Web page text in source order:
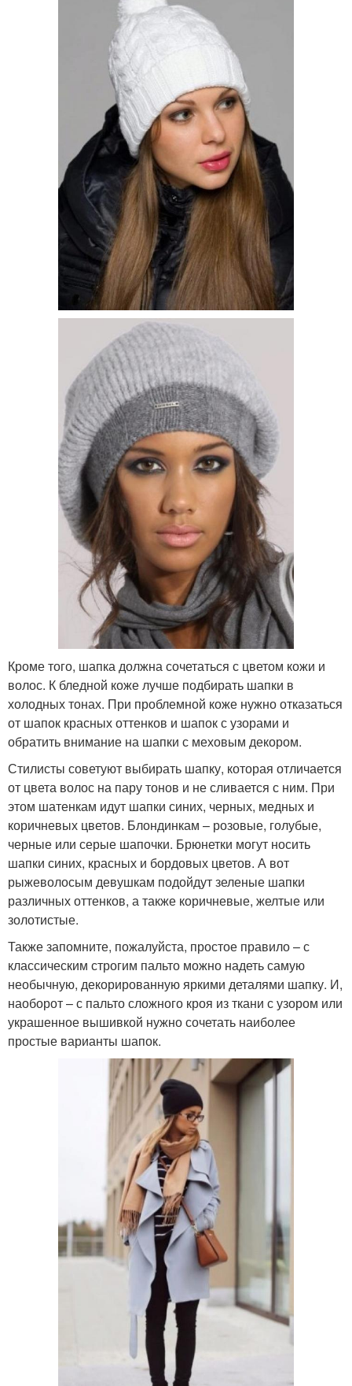
Кроме того, шапка должна сочетаться с цветом кожи и
волос. К бледной коже лучше подбирать шапки в
холодных тонах. При проблемной коже нужно отказаться
от шапок красных оттенков и шапок с узорами и
обратить внимание на шапки с меховым декором.
Стилисты советуют выбирать шапку, которая отличается
от цвета волос на пару тонов и не сливается с ним. При
этом шатенкам идут шапки синих, черных, медных и
коричневых цветов. Блондинкам – розовые, голубые,
черные или серые шапочки. Брюнетки могут носить
шапки синих, красных и бордовых цветов. А вот
рыжеволосым девушкам подойдут зеленые шапки
различных оттенков, а также коричневые, желтые или
золотистые.
Также запомните, пожалуйста, простое правило – с
классическим строгим пальто можно надеть самую
необычную, декорированную яркими деталями шапку. И,
наоборот – с пальто сложного кроя из ткани с узором или
украшенное вышивкой нужно сочетать наиболее
простые варианты шапок.